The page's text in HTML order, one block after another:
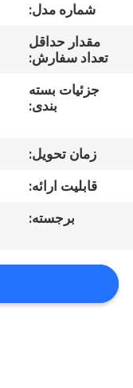
کیفیت
تماس
بگیرید
شماره مدل:
مقدار حداقل
تعداد سفارش:
جزئیات بسته
بندی:
زمان تحویل:
قابلیت ارائه:
برجسته: